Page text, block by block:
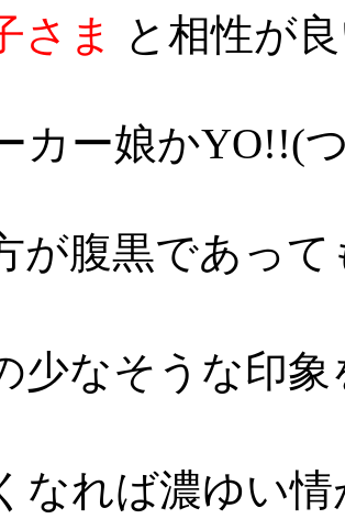
さま
と相性が
カー娘かYO!!(
が腹黒であっ
少なそうな印
なれば濃ゆい